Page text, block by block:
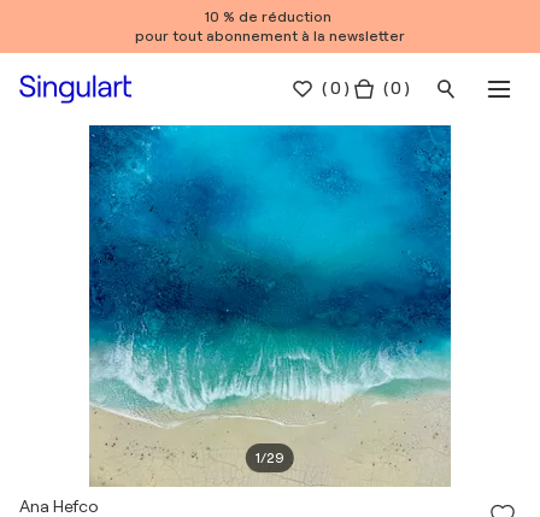
10 % de réduction
pour tout abonnement à la newsletter
(0 ) ( 0 )
1/29
Ana Hefco